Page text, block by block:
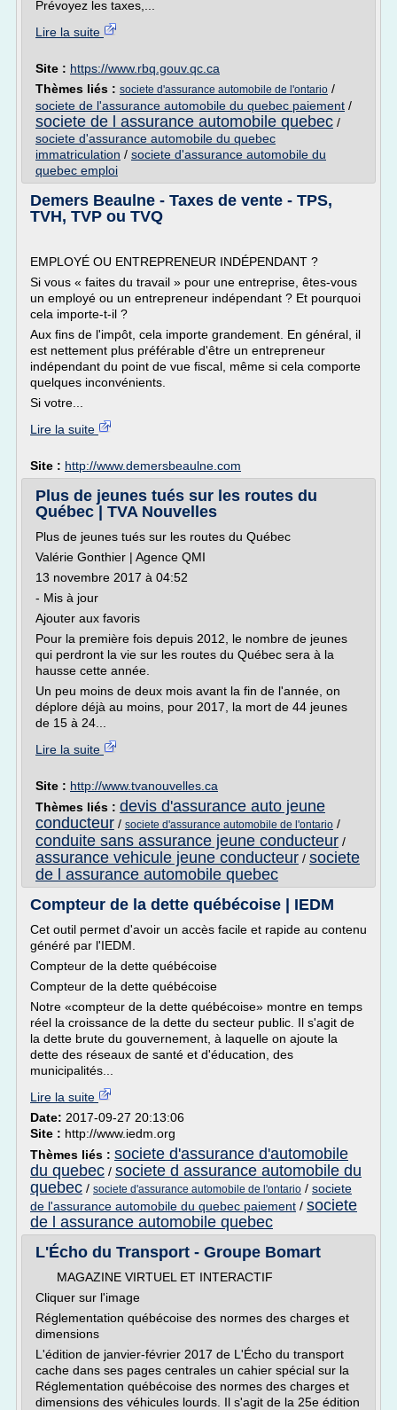
Prévoyez les taxes,...
Lire la suite
Site : https://www.rbq.gouv.qc.ca
Thèmes liés : societe d'assurance automobile de l'ontario /
societe de l'assurance automobile du quebec paiement /
societe de l assurance automobile quebec /
societe d'assurance automobile du quebec
immatriculation / societe d'assurance automobile du
quebec emploi
Demers Beaulne - Taxes de vente - TPS,
TVH, TVP ou TVQ
EMPLOYÉ OU ENTREPRENEUR INDÉPENDANT ?
Si vous « faites du travail » pour une entreprise, êtes-vous
un employé ou un entrepreneur indépendant ? Et pourquoi
cela importe-t-il ?
Aux fins de l'impôt, cela importe grandement. En général, il
est nettement plus préférable d'être un entrepreneur
indépendant du point de vue fiscal, même si cela comporte
quelques inconvénients.
Si votre...
Lire la suite
Site : http://www.demersbeaulne.com
Plus de jeunes tués sur les routes du
Québec | TVA Nouvelles
Plus de jeunes tués sur les routes du Québec
Valérie Gonthier | Agence QMI
13 novembre 2017 à 04:52
- Mis à jour
Ajouter aux favoris
Pour la première fois depuis 2012, le nombre de jeunes
qui perdront la vie sur les routes du Québec sera à la
hausse cette année.
Un peu moins de deux mois avant la fin de l'année, on
déplore déjà au moins, pour 2017, la mort de 44 jeunes
de 15 à 24...
Lire la suite
Site : http://www.tvanouvelles.ca
Thèmes liés : devis d'assurance auto jeune
conducteur / societe d'assurance automobile de l'ontario /
conduite sans assurance jeune conducteur /
assurance vehicule jeune conducteur / societe
de l assurance automobile quebec
Compteur de la dette québécoise | IEDM
Cet outil permet d'avoir un accès facile et rapide au contenu
généré par l'IEDM.
Compteur de la dette québécoise
Compteur de la dette québécoise
Notre «compteur de la dette québécoise» montre en temps
réel la croissance de la dette du secteur public. Il s'agit de
la dette brute du gouvernement, à laquelle on ajoute la
dette des réseaux de santé et d'éducation, des
municipalités...
Lire la suite
Date: 2017-09-27 20:13:06
Site : http://www.iedm.org
Thèmes liés : societe d'assurance d'automobile
du quebec / societe d assurance automobile du
quebec / societe d'assurance automobile de l'ontario / societe
de l'assurance automobile du quebec paiement / societe
de l assurance automobile quebec
L'Écho du Transport - Groupe Bomart
MAGAZINE VIRTUEL ET INTERACTIF
Cliquer sur l'image
Réglementation québécoise des normes des charges et
dimensions
L'édition de janvier-février 2017 de L'Écho du transport
cache dans ses pages centrales un cahier spécial sur la
Réglementation québécoise des normes des charges et
dimensions des véhicules lourds. Il s'agit de la 25e édition